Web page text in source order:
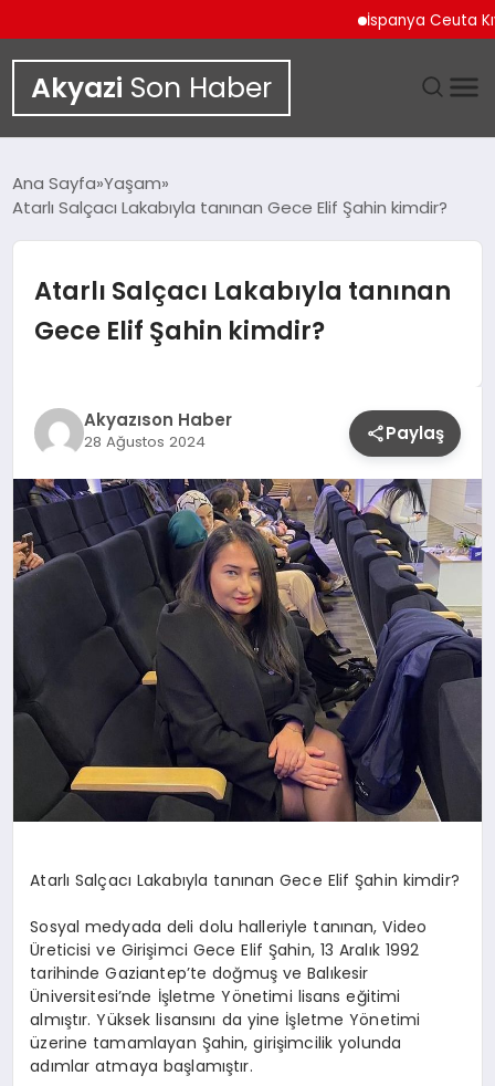
İspanya Ceuta
Akyazi Son Haber
SIYASET
DÜNYA
EKONOMI
TEKNOLOJI
YAŞAM
Ana Sayfa Yaşam
Atarlı Salçacı Lakabıyla tanınan Gece Elif Şahin kimdir?
Atarlı Salçacı Lakabıyla tanınan
Gece Elif Şahin kimdir?
Akyazıson Haber
28 Ağustos 2024 Paylaş
Atarlı Salçacı Lakabıyla tanınan Gece Elif Şahin kimdir?
Sosyal medyada deli dolu halleriyle tanınan, Video
Üreticisi ve Girişimci Gece Elif Şahin, 13 Aralık 1992
tarihinde Gaziantep’te doğmuş ve Balıkesir
Üniversitesi’nde İşletme Yönetimi lisans eğitimi
almıştır. Yüksek lisansını da yine İşletme Yönetimi
üzerine tamamlayan Şahin, girişimcilik yolunda
adımlar atmaya başlamıştır.